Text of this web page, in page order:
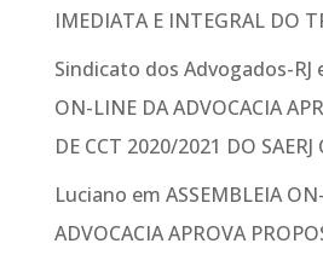
IMEDIATA E INTEGRAL DO
Sindicato dos Advogados-RJ
ON-LINE DA ADVOCACIA
DE CCT 2020/2021 DO
Luciano em ASSEMBLEIA
ADVOCACIA APROVA